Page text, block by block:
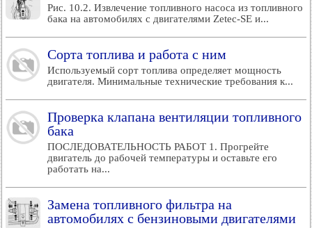
Рис. 10.2. Извлечение топливного насоса из топливного
бака на автомобилях с двигателями Zetec-SE и...
Сорта топлива и работа с ним
Используемый сорт топлива определяет мощность
двигателя. Минимальные технические требования к...
Проверка клапана вентиляции топливного
бака
ПОСЛЕДОВАТЕЛЬНОСТЬ РАБОТ 1. Прогрейте
двигатель до рабочей температуры и оставьте его
работать на...
Замена топливного фильтра на
автомобилях с бензиновыми двигателями